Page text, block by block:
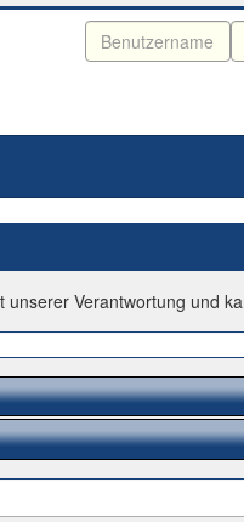
Verantwortung und